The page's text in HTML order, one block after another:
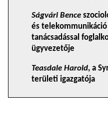
Ságvári Bence
és
tanácsadással
ügyvezetője
Teasdale Harold, a
területi igazgatója